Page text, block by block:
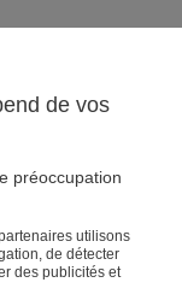
de vos
préoccupation
utilisons
de détecter
des publicités et